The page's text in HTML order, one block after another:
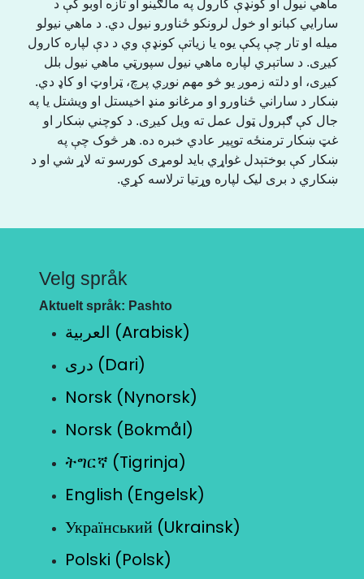
ماهي نیول او کونډې کارول په مالګینو او تازه اوبو کې د
سارایي کبانو او خول لرونکو ځناورو نیول دي. د ماهي نیولو
میله او تار چې پکې یوه یا زیاتې کونډې وي د دې لپاره کارول
کیږی. د ساتېري لپاره ماهي نیول سپورټي ماهي نیول بلل
کیږی، او دلته زموږ یو څو مهم نوږي پرچ، ټراوټ او کاډ دي.
ښکار د ساراني ځناورو او مرغانو منډ اخیستل او ویشتل یا په
جال کې ګېرول ټول عمل ته ویل کیږی. د کوچني ښکار او
غټ ښکار ترمنځه توپیر عادي خبره ده. هر څوک چې په
ښکار کې بوختېدل غواړي باید لومړی کورسو ته لاړ شي او د
ښکاري د بری لیک لپاره وړتیا ترلاسه کړي.
Velg språk
Aktuelt språk: Pashto
العربية (Arabisk)
دری (Dari)
Norsk (Nynorsk)
Norsk (Bokmål)
ትግርኛ (Tigrinja)
English (Engelsk)
Український (Ukrainsk)
Polski (Polsk)